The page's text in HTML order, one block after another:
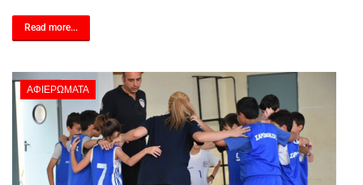
Read more...
ΑΦΙΕΡΏΜΑΤΑ